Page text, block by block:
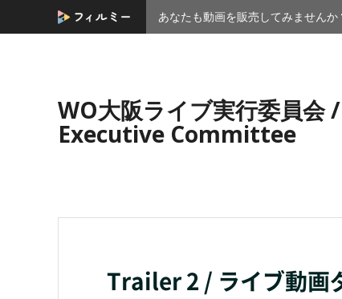
あなたも動画を販売してみませんか
WO大阪ライブ実行委員
Executive Committee
Trailer 2 / ライブ動画